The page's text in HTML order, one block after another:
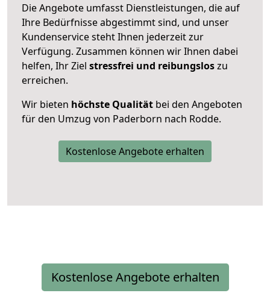
Die Angebote umfasst Dienstleistungen, die auf
Ihre Bedürfnisse abgestimmt sind, und unser
Kundenservice steht Ihnen jederzeit zur
Verfügung. Zusammen können wir Ihnen dabei
helfen, Ihr Ziel stressfrei und reibungsloszu
erreichen.
Wir bieten höchste Qualität bei den Angeboten
für den Umzug von Paderborn nach Rodde.
Kostenlose Angebote erhalten
Kostenlose Angebote erhalten